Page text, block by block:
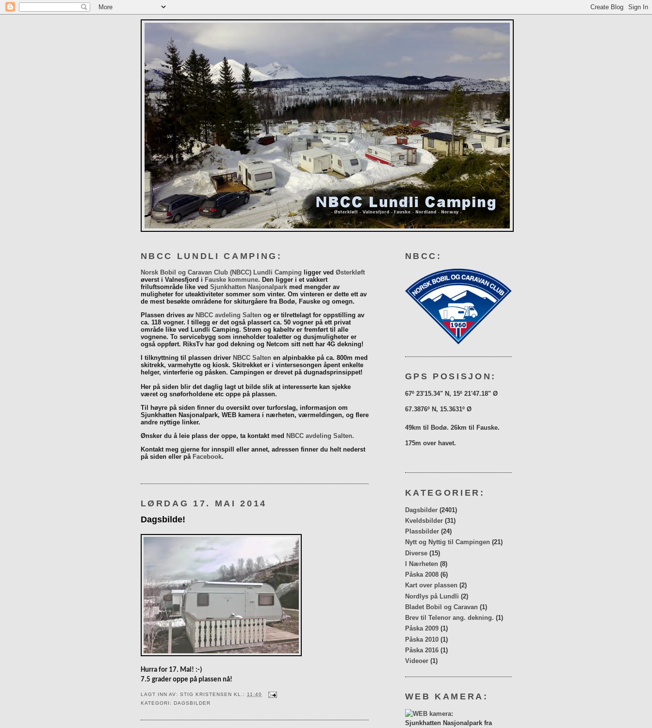
NBCC LUNDLI CAMPING:
Norsk Bobil og Caravan Club (NBCC) Lundli Camping ligger ved Østerkløft
øverst i Valnesfjord i Fauske kommune. Den ligger i et vakkert
friluftsområde like ved Sjunkhatten Nasjonalparkmed mengder av
muligheter for uteaktiviteter sommer som vinter. Om vinteren er dette ett av
de mest besøkte områdene for skiturgåere fra Bodø, Fauske og omegn.
Plassen drives av NBCC avdeling Salten og er tilrettelagt for oppstilling av
ca. 118 vogner. I tillegg er det også plassert ca. 50 vogner på ett privat
område like ved Lundli Camping. Strøm og kabeltv er fremført til alle
vognene. To servicebygg som inneholder toaletter og dusjmuligheter er
også oppført. RiksTv har god dekning og Netcom sitt nett har 4G dekning!
I tilknyttning til plassen driver NBCC Salten en alpinbakke på ca. 800m med
skitrekk, varmehytte og kiosk. Skitrekket er i vintersesongen åpent enkelte
helger, vinterferie og påsken. Campingen er drevet på dugnadsprinsippet!
Her på siden blir det daglig lagt ut bilde slik at interesserte kan sjekke
været og snøforholdene etc oppe på plassen.
Til høyre på siden finner du oversikt over turforslag, informasjon om
Sjunkhatten Nasjonalpark, WEB kamera i nærheten, værmeldingen, og flere
andre nyttige linker.
Ønsker du å leie plass der oppe, ta kontakt med NBCC avdeling Salten.
Kontakt meg gjerne for innspill eller annet, adressen finner du helt nederst
på siden eller på Facebook.
LØRDAG 17. MAI 2014
Dagsbilde!
Hurra for 17. Mai! :-)
7.5 grader oppe på plassen nå!
LAGT INN AV: STIG KRISTENSEN KL.: 11:40
KATEGORI: DAGSBILDER
NBCC:
GPS POSISJON:
67º 23'15.34" N, 15º 21'47.18" Ø
67.3876º N, 15.3631º Ø
49km til Bodø. 26km til Fauske.
175m over havet.
KATEGORIER:
Dagsbilder (2401)
Kveldsbilder (31)
Plassbilder (24)
Nytt og Nyttig til Campingen (21)
Diverse (15)
I Nærheten (8)
Påska 2008 (6)
Kart over plassen (2)
Nordlys på Lundli (2)
Bladet Bobil og Caravan (1)
Brev til Telenor ang. dekning. (1)
Påska 2009 (1)
Påska 2010 (1)
Påska 2016 (1)
Videoer (1)
WEB KAMERA:
Sjunkhatten Nasjonalpark fra